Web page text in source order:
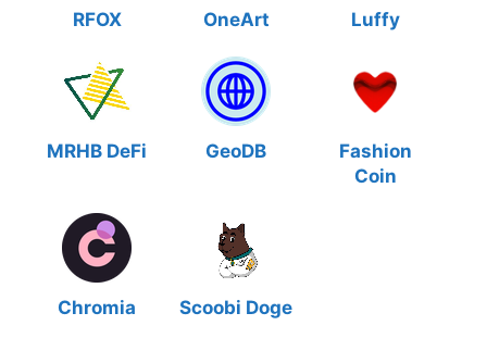
RFOX OneArt Luffy
MRHB DeFi GeoDB
Fashion
Coin
Chromia Scoobi Doge